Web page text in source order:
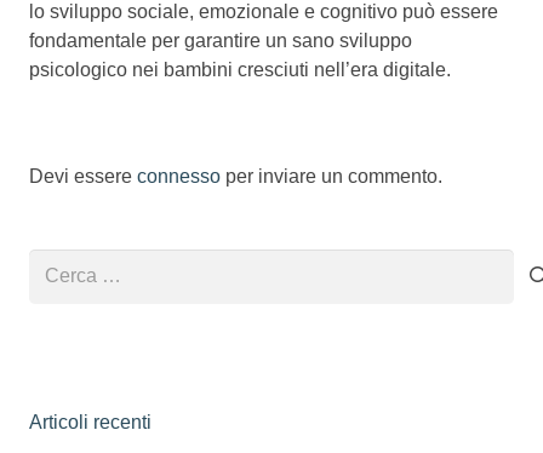
lo sviluppo sociale, emozionale e cognitivo può essere
fondamentale per garantire un sano sviluppo
psicologico nei bambini cresciuti nell’era digitale.
Devi essere connesso per inviare un commento.
Articoli recenti